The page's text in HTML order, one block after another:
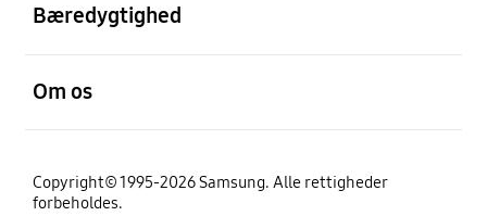
Bæredygtighed
Om os
Copyright© 1995-2026 Samsung. Alle rettigheder
forbeholdes.